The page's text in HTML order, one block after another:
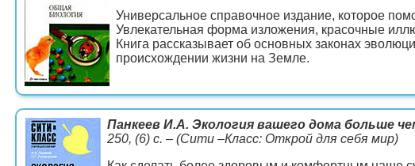
Универсальное справочное издание, которое
Увлекательная форма изложения, красочные
Книга рассказывает об основных законах
происхождении жизни на Земле.
Панкеев И.А. Экология вашего дома больше
250, (6) с. – (Сити –Класс: Открой для себя мир)